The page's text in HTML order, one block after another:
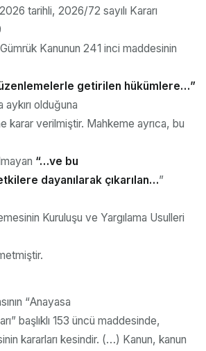
tarihli, 2026/72 sayılı Kararı
Kanunun 241 inci maddesinin
getirilen hükümlere…”
olduğuna
karar verilmiştir. Mahkeme ayrıca, bu
“…ve bu
dayanılarak çıkarılan…”
Kuruluşu ve Yargılama Usulleri
“Anayasa
” başlıklı 153 üncü maddesinde,
kararları kesindir. (…) Kanun, kanun